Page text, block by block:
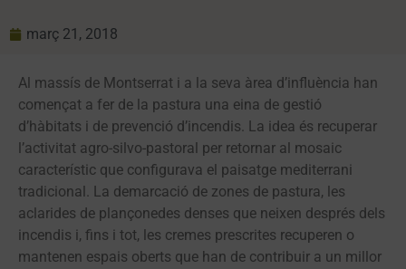
març 21, 2018
Al massís de Montserrat i a la seva àrea d’influència han
començat a fer de la pastura una eina de gestió
d’hàbitats i de prevenció d’incendis. La idea és recuperar
l’activitat agro-silvo-pastoral per retornar al mosaic
característic que configurava el paisatge mediterrani
tradicional. La demarcació de zones de pastura, les
aclarides de plançonedes denses que neixen després dels
incendis i, fins i tot, les cremes prescrites recuperen o
mantenen espais oberts que han de contribuir a un millor